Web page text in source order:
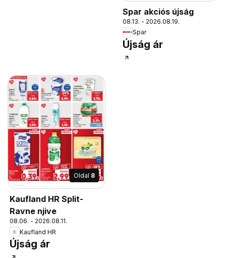
Spar akciós újság
08.13. - 2026.08.19.
Spar
Újság ár
Oldal 8
Kaufland HR Split-
Ravne njive
08.06. - 2026.08.11.
Kaufland HR
Újság ár